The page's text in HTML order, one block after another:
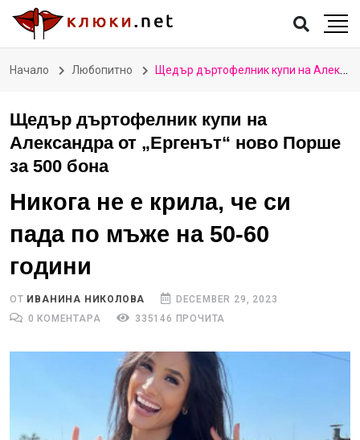
Начало Любопитно Щедър дъртофелник купи на Александра от „Ергенът“ ново Порше за 500 бона
Щедър дъртофелник купи на
Александра от „Ергенът“ ново Порше
за 500 бона
Никога не е крила, че си
пада по мъже на 50-60
години
ОТ ИВАНИНА НИКОЛОВА
DECEMBER 29, 2023
0 КОМЕНТАРА
335146 ПРОЧИТА